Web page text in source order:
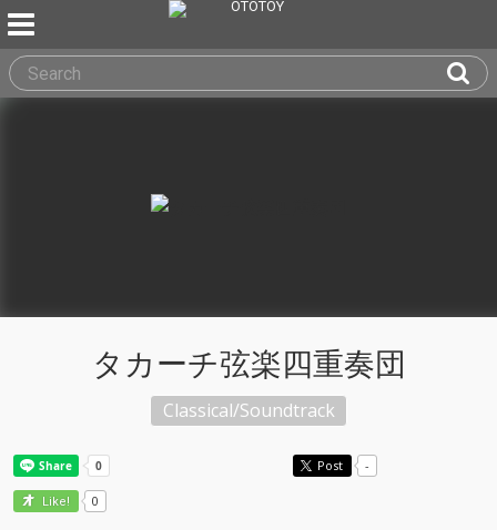
タカーチ弦楽四重奏団
Classical/Soundtrack
Post -
Like! 0